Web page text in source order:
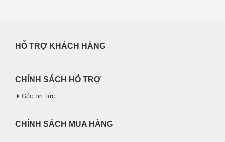
HỖ TRỢ KHÁCH HÀNG
CHÍNH SÁCH HỖ TRỢ
Góc Tin Tức
CHÍNH SÁCH MUA HÀNG